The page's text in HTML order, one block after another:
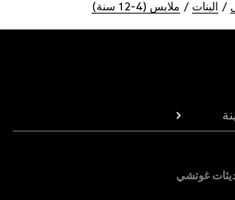
البنات ملابس (4-12 سنة)
غوتشي